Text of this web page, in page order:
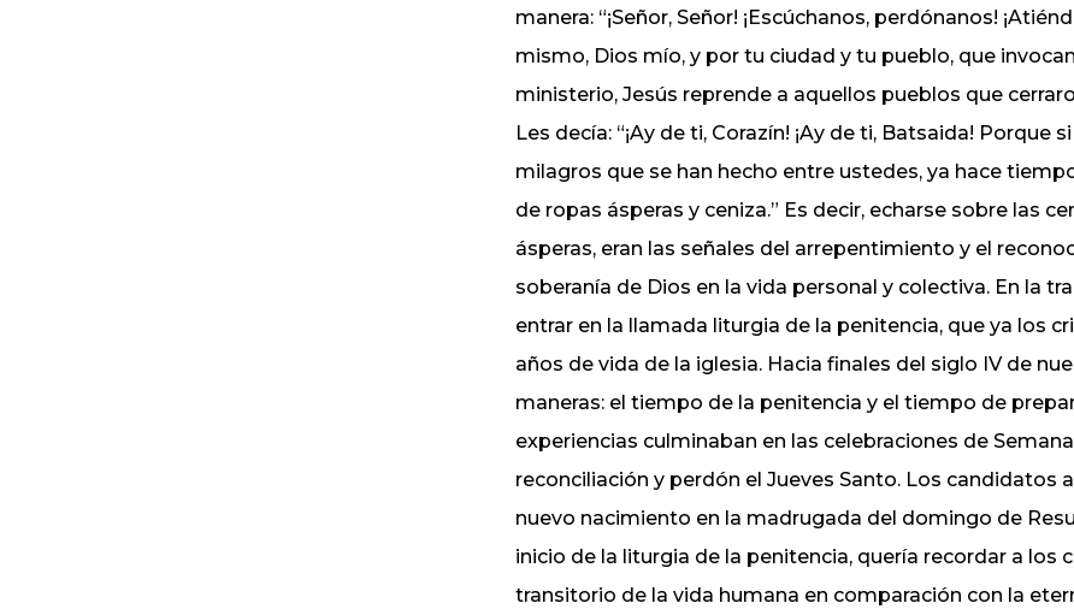
manera: “¡Señor, Señor! ¡Escúchanos, perdónanos!
mismo, Dios mío, y por tu ciudad y tu pueblo, que
ministerio, Jesús reprende a aquellos pueblos que
Les decía: “¡Ay de ti, Corazín! ¡Ay de ti, Batsaida! Porque
milagros que se han hecho entre ustedes, ya hace
de ropas ásperas y ceniza.” Es decir, echarse sobre las
ásperas, eran las señales del arrepentimiento y el
soberanía de Dios en la vida personal y colectiva. En la
entrar en la llamada liturgia de la penitencia, que ya los
años de vida de la iglesia. Hacia finales del siglo IV de
maneras: el tiempo de la penitencia y el tiempo de
experiencias culminaban en las celebraciones de
reconciliación y perdón el Jueves Santo. Los candidatos
nuevo nacimiento en la madrugada del domingo de
inicio de la liturgia de la penitencia, quería recordar a los
transitorio de la vida humana en comparación con la